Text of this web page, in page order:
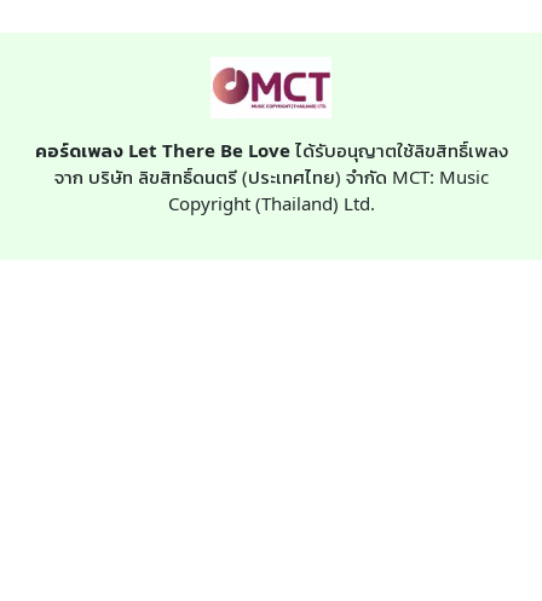
คอร์ดเพลง Let There Be Loveได้รับอนุญาตใช้ลิขสิทธิ์เพลง
จาก บริษัท ลิขสิทธิ์ดนตรี (ประเทศไทย) จำกัด MCT: Music
Copyright (Thailand) Ltd.